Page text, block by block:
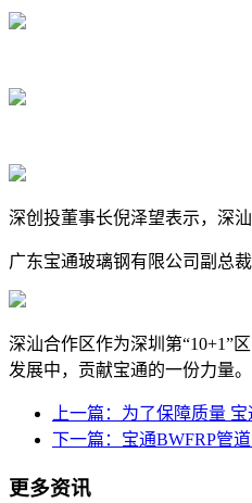
深创投董事长倪泽望表示，深
广东宝通玻璃钢有限公司副总
深汕合作区作为深圳第“10+1”
发展中，贡献宝通的一份力量。
上一篇：为了保障质量
下一篇：宝通BWFRP管
更多资讯